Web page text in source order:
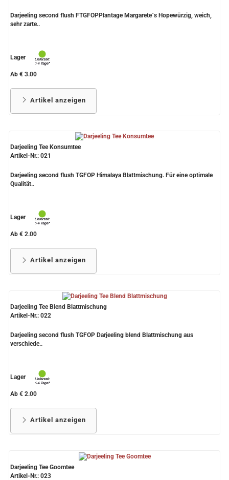
Darjeeling second flush FTGFOPPlantage Margarete`s Hopewürzig, weich,
sehr zarte..
Lager
Ab € 3.00
Artikel anzeigen
Darjeeling Tee Konsumtee
Artikel-Nr.: 021
Darjeeling second flush TGFOP Himalaya Blattmischung. Für eine optimale
Qualität..
Lager
Ab € 2.00
Artikel anzeigen
Darjeeling Tee Blend Blattmischung
Artikel-Nr.: 022
Darjeeling second flush TGFOP Darjeeling blend Blattmischung aus
verschiede..
Lager
Ab € 2.00
Artikel anzeigen
Darjeeling Tee Goomtee
Artikel-Nr.: 023